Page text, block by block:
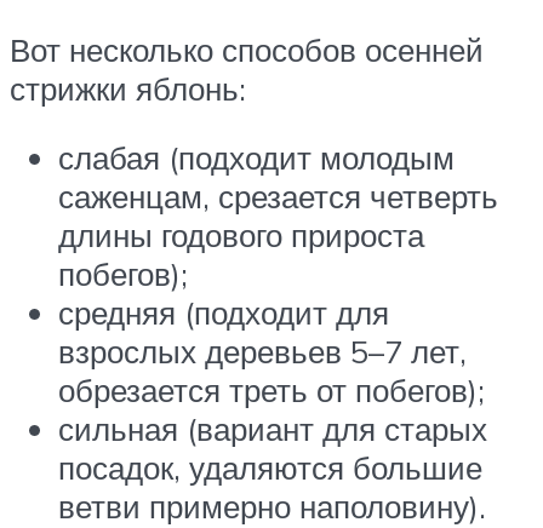
Вот несколько способов осенней
стрижки яблонь:
слабая (подходит молодым
саженцам, срезается четверть
длины годового прироста
побегов);
средняя (подходит для
взрослых деревьев 5–7 лет,
обрезается треть от побегов);
сильная (вариант для старых
посадок, удаляются большие
ветви примерно наполовину).